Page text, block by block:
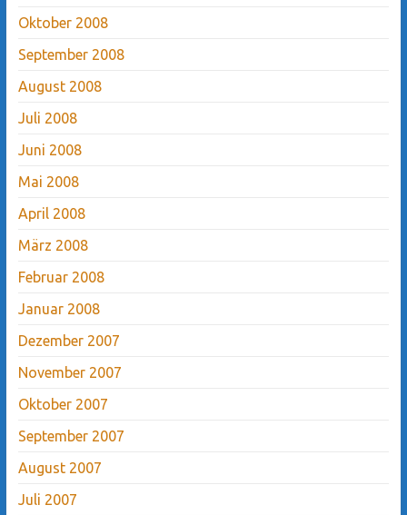
Oktober 2008
September 2008
August 2008
Juli 2008
Juni 2008
Mai 2008
April 2008
März 2008
Februar 2008
Januar 2008
Dezember 2007
November 2007
Oktober 2007
September 2007
August 2007
Juli 2007